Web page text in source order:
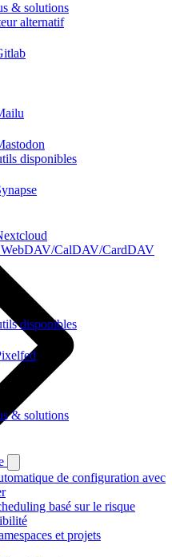
& solutions
alternatif
disponibles
WebDAV/CalDAV/CardDAV
disponibles
& solutions
de configuration avec
basé sur le risque
et projets